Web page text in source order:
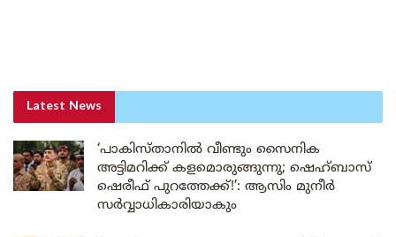
Latest News
‘പാകിസ്താനിൽ വീണ്ടും സൈനിക
അട്ടിമറിക്ക് കളമൊരുങ്ങുന്നു; ഷെഹ്ബാസ്
ഷെരീഫ് പുറത്തേക്ക്!’: ആസിം മുനീർ
സർവ്വാധികാരിയാകും